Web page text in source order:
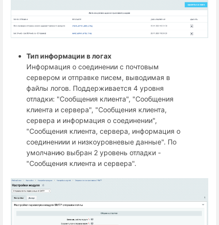
Тип информации в логах
Информация о соединении с почтовым
сервером и отправке писем, выводимая в
файлы логов. Поддерживается 4 уровня
отладки: "Сообщения клиента", "Сообщения
клиента и сервера", "Сообщения клиента,
сервера и информация о соединении",
"Сообщения клиента, сервера, информация о
соединениии и низкоуровневые данные". По
умолчанию выбран 2 уровень отладки -
"Сообщения клиента и сервера".